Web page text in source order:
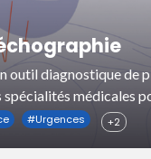
outil diagnostique de
spécialités médicales
#Urgences +2